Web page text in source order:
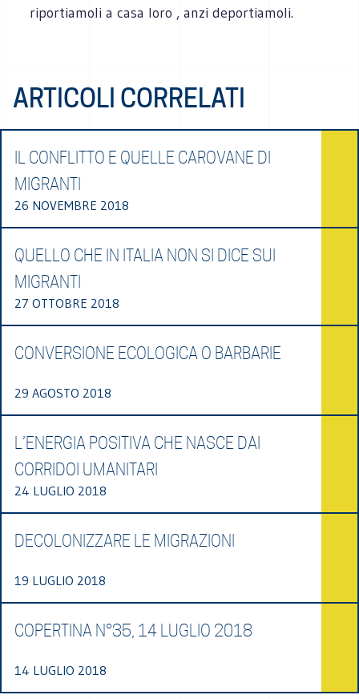
riportiamoli a casa loro , anzi deportiamoli.
ARTICOLI CORRELATI
IL CONFLITTO E QUELLE CAROVANE DI
MIGRANTI
26 NOVEMBRE 2018
QUELLO CHE IN ITALIA NON SI DICE SUI
MIGRANTI
27 OTTOBRE 2018
CONVERSIONE ECOLOGICA O BARBARIE
29 AGOSTO 2018
L’ENERGIA POSITIVA CHE NASCE DAI
CORRIDOI UMANITARI
24 LUGLIO 2018
DECOLONIZZARE LE MIGRAZIONI
19 LUGLIO 2018
COPERTINA N°35, 14 LUGLIO 2018
14 LUGLIO 2018